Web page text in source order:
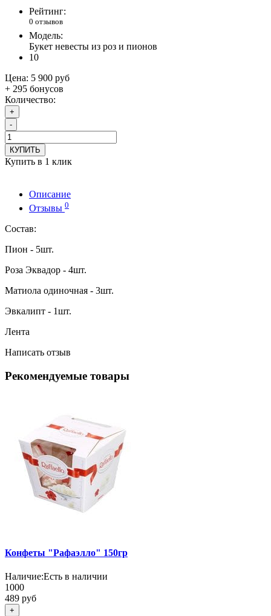
Рейтинг:
0 отзывов
Модель:
Букет невесты из роз и пионов
10
Цена: 5 900 руб
+ 295 бонусов
Количество:
+
-
КУПИТЬ
Купить в 1 клик
Описание
Отзывы 0
Состав:
Пион - 5шт.
Роза Эквадор - 4шт.
Матиола одиночная - 3шт.
Эвкалипт - 1шт.
Лента
Написать отзыв
Рекомендуемые товары
Конфеты "Рафаэлло" 150гр
Наличие:Есть в наличии
1000
489 руб
+